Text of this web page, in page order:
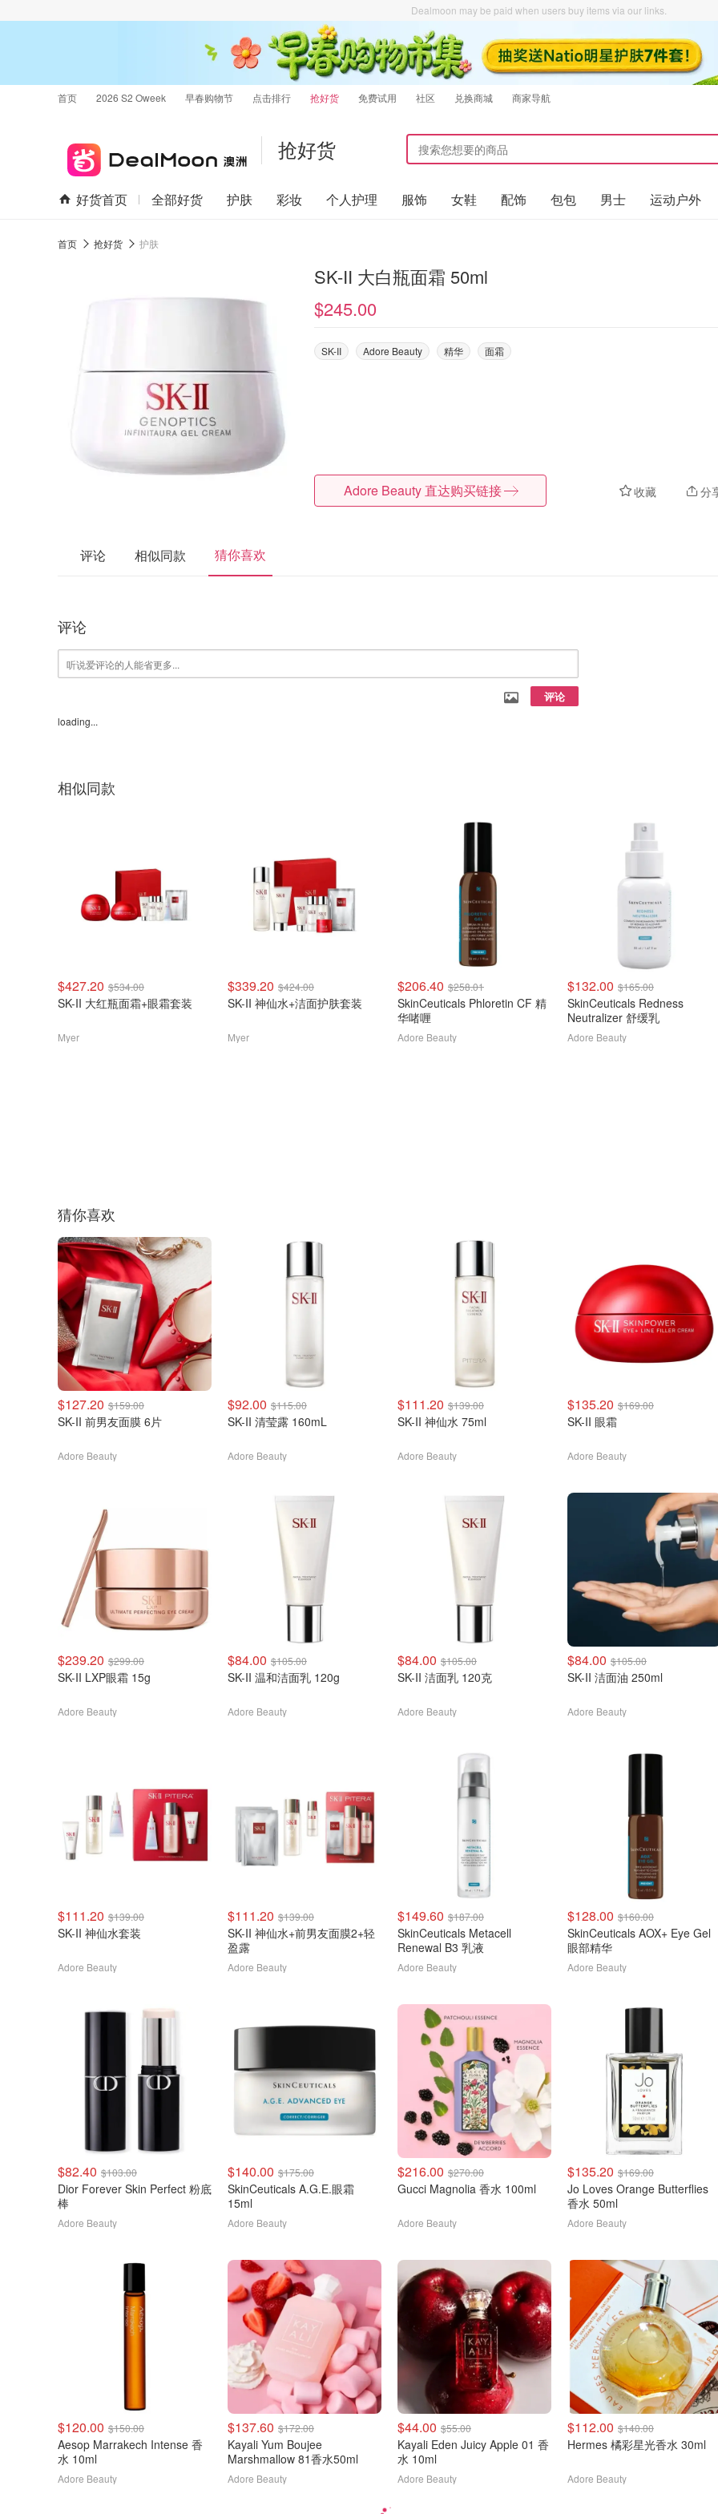
Dealmoon may be paid when users buy items via our links.
首页 2026 S2 Oweek 早春购物节 点击排行 抢好货 免费试用 社区 兑换商城 商家导航
抢好货
好货首页 全部好货 护肤 彩妆 个人护理 服饰 女鞋 配饰 包包 男士 运动户外
首页 抢好货 护肤
SK-II 大白瓶面霜 50ml
$245.00
SK-II Adore Beauty 精华 面霜
收藏 分
Adore Beauty 直达购买链接
评论 相似同款 猜你喜欢
评论
评论
loading...
相似同款
$427.20 $534.00
SK-II 大红瓶面霜+眼霜套装
Myer
$339.20 $424.00
SK-II 神仙水+洁面护肤套装
Myer
$206.40 $258.01
SkinCeuticals Phloretin CF 精
华啫喱
Adore Beauty
$132.00 $165.00
SkinCeuticals Redness
Neutralizer 舒缓乳
Adore Beauty
猜你喜欢
$127.20 $159.00
SK-II 前男友面膜 6片
Adore Beauty
$92.00 $115.00
SK-II 清莹露 160mL
Adore Beauty
$111.20 $139.00
SK-II 神仙水 75ml
Adore Beauty
$135.20 $169.00
SK-II 眼霜
Adore Beauty
$239.20 $299.00
SK-II LXP眼霜 15g
Adore Beauty
$84.00 $105.00
SK-II 温和洁面乳 120g
Adore Beauty
$84.00 $105.00
SK-II 洁面乳 120克
Adore Beauty
$84.00 $105.00
SK-II 洁面油 250ml
Adore Beauty
$111.20 $139.00
SK-II 神仙水套装
Adore Beauty
$111.20 $139.00
SK-II 神仙水+前男友面膜2+轻
盈露
Adore Beauty
$149.60 $187.00
SkinCeuticals Metacell
Renewal B3 乳液
Adore Beauty
$128.00 $160.00
SkinCeuticals AOX+ Eye Gel
眼部精华
Adore Beauty
$82.40 $103.00
Dior Forever Skin Perfect 粉底
棒
Adore Beauty
$140.00 $175.00
SkinCeuticals A.G.E.眼霜
15ml
Adore Beauty
$216.00 $270.00
Gucci Magnolia 香水 100ml
Adore Beauty
$135.20 $169.00
Jo Loves Orange Butterflies
香水 50ml
Adore Beauty
$120.00 $150.00
Aesop Marrakech Intense 香
水 10ml
Adore Beauty
$137.60 $172.00
Kayali Yum Boujee
Marshmallow 81香水50ml
Adore Beauty
$44.00 $55.00
Kayali Eden Juicy Apple 01 香
水 10ml
Adore Beauty
$112.00 $140.00
Hermes 橘彩星光香水 30ml
Adore Beauty